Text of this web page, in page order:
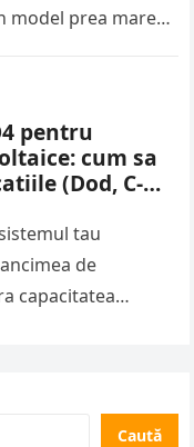
model prea mare
pentru
cum sa
(Dod, C-
tau
de
capacitatea
Caută